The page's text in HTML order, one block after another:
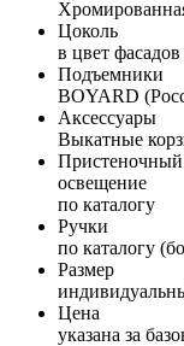
Цоколь
в цвет
Подъемники
BOYARD
Аксессуары
Выкатные
Пристеночный
освещение
по каталогу
Ручки
по каталогу
Размер
Цена
указана за